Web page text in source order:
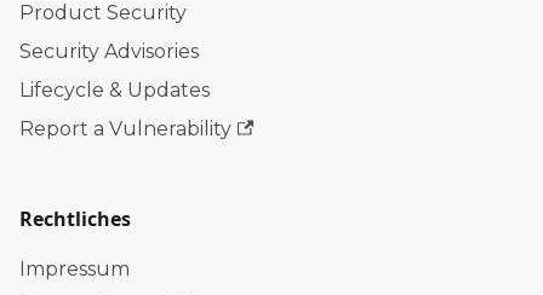
Product Security
Security Advisories
Lifecycle & Updates
Report a Vulnerability
Rechtliches
Impressum